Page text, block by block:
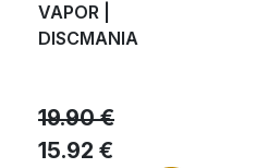
VAPOR |
DISCMANIA
19.90 €
15.92 €